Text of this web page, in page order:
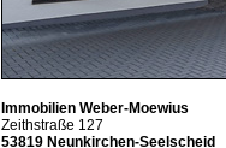
Immobilien Weber-Moewius
Zeithstraße 127
53819 Neunkirchen-Seelscheid